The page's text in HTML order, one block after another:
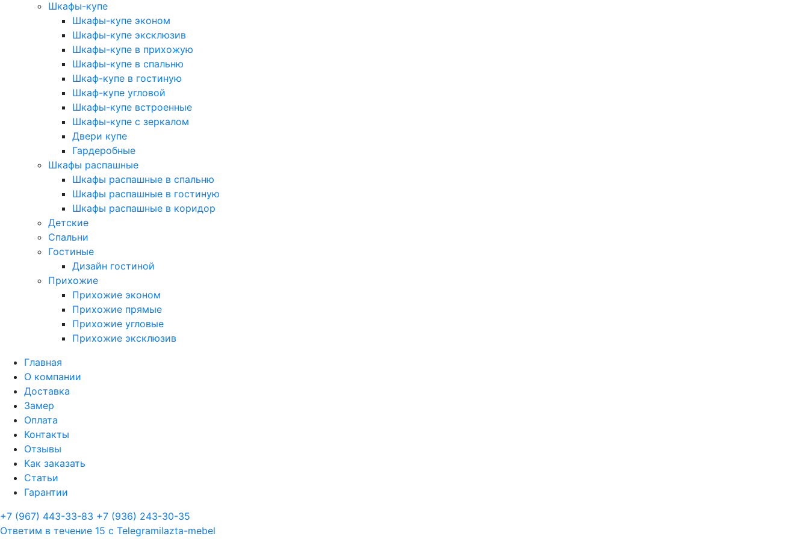
Шкафы-купе
Шкафы-купе эконом
Шкафы-купе эксклюзив
Шкафы-купе в прихожую
Шкафы-купе в спальню
Шкаф-купе в гостиную
Шкаф-купе угловой
Шкафы-купе встроенные
Шкафы-купе с зеркалом
Двери купе
Гардеробные
Шкафы распашные
Шкафы распашные в спальню
Шкафы распашные в гостиную
Шкафы распашные в коридор
Детские
Спальни
Гостиные
Дизайн гостиной
Прихожие
Прихожие эконом
Прихожие прямые
Прихожие угловые
Прихожие эксклюзив
Главная
О компании
Доставка
Замер
Оплата
Контакты
Отзывы
Как заказать
Статьи
Гарантии
+7 (967) 443-33-83 +7 (936) 243-30-35
Ответим в течение 15 с Telegramilazta-mebel